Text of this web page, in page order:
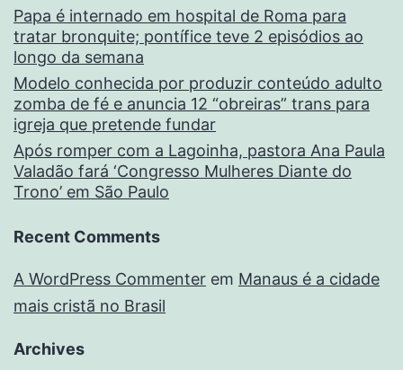
Papa é internado em hospital de Roma para
tratar bronquite; pontífice teve 2 episódios ao
longo da semana
Modelo conhecida por produzir conteúdo adulto
zomba de fé e anuncia 12 “obreiras” trans para
igreja que pretende fundar
Após romper com a Lagoinha, pastora Ana Paula
Valadão fará ‘Congresso Mulheres Diante do
Trono’ em São Paulo
Recent Comments
A WordPress Commenter em Manaus é a cidade
mais cristã no Brasil
Archives